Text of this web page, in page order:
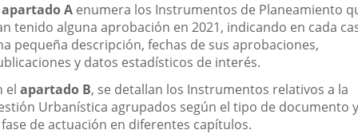
apartado A enumera los Instrumentos de Planeamiento
tenido alguna aprobación en 2021, indicando en cada
pequeña descripción, fechas de sus aprobaciones,
y datos estadísticos de interés.
el apartado B, se detallan los Instrumentos relativos a la
Urbanística agrupados según el tipo de documento y
de actuación en diferentes capítulos.